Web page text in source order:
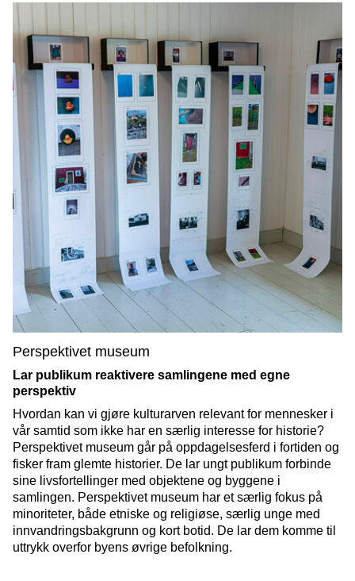
Perspektivet museum
Lar publikum reaktivere samlingene med egne
perspektiv
Hvordan kan vi gjøre kulturarven relevant for mennesker i
vår samtid som ikke har en særlig interesse for historie?
Perspektivet museum går på oppdagelsesferd i fortiden og
fisker fram glemte historier. De lar ungt publikum forbinde
sine livsfortellinger med objektene og byggene i
samlingen. Perspektivet museum har et særlig fokus på
minoriteter, både etniske og religiøse, særlig unge med
innvandringsbakgrunn og kort botid. De lar dem komme til
uttrykk overfor byens øvrige befolkning.